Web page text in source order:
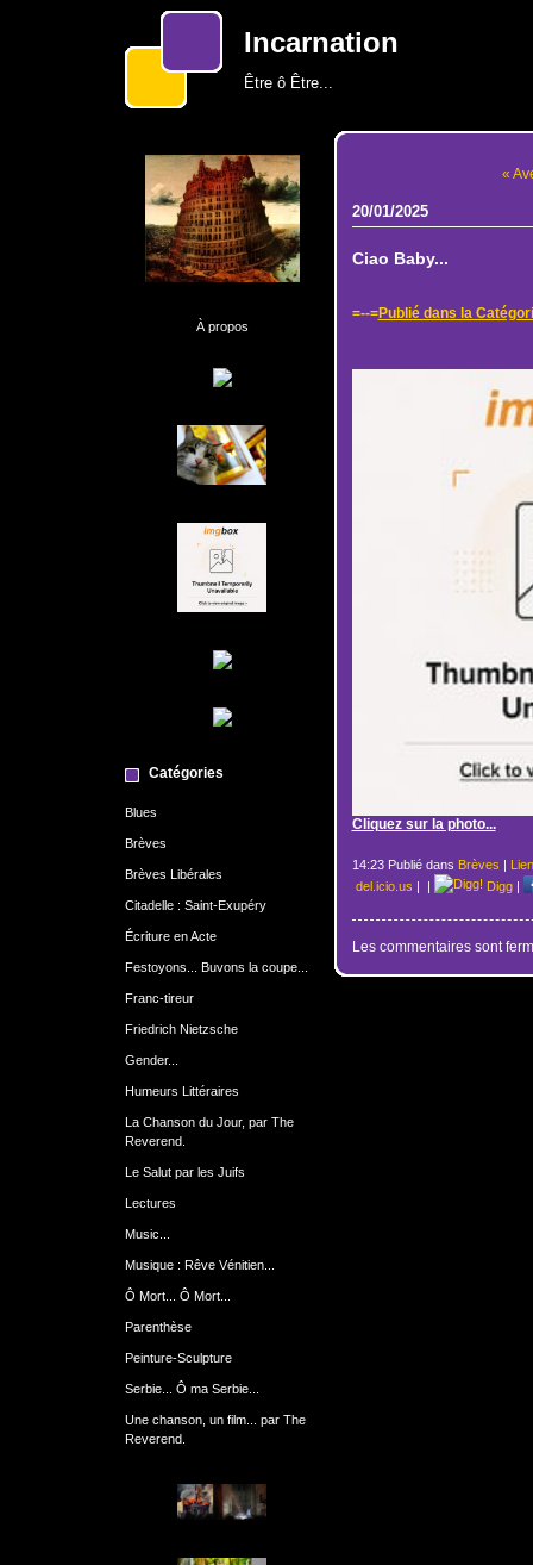
Incarnation
Être ô Être...
À propos
Catégories
Blues
Brèves
Brèves Libérales
Citadelle : Saint-Exupéry
Écriture en Acte
Festoyons... Buvons la coupe...
Franc-tireur
Friedrich Nietzsche
Gender...
Humeurs Littéraires
La Chanson du Jour, par The
Reverend.
Le Salut par les Juifs
Lectures
Music...
Musique : Rêve Vénitien...
Ô Mort... Ô Mort...
Parenthèse
Peinture-Sculpture
Serbie... Ô ma Serbie...
Une chanson, un film... par The
Reverend.
«
20/01/2025
Ciao Baby...
=--=Publié dans la
Cliquez sur la photo...
14:23 Publié dans Brèves |
del.icio.us | | Digg|
Les commentaires sont